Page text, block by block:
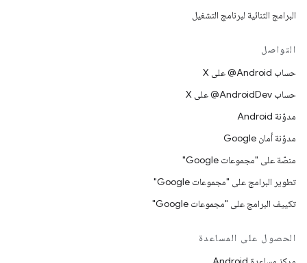
البرامج الثنائية لبرنامج التشغيل
التواصل
حساب ‎@Android على X
حساب ‎@AndroidDev على X
مدوّنة Android
مدوّنة أمان Google
منصّة على "مجموعات Google"
تطوير البرامج على "مجموعات Google"
تكييف البرامج على "مجموعات Google"
الحصول على المساعدة